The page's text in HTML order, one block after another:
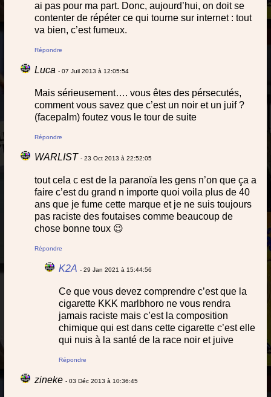
ai pas pour ma part. Donc, aujourd’hui, on doit se
contenter de répéter ce qui tourne sur internet : tout
va bien, c’est fumeux.
Répondre
Luca - 07 Juil 2013 à 12:05:54
Mais sérieusement…. vous êtes des pérsecutés,
comment vous savez que c’est un noir et un juif ?
(facepalm) foutez vous le tour de suite
Répondre
WARLIST - 23 Oct 2013 à 22:52:05
tout cela c est de la paranoïa les gens n’on que ça a
faire c’est du grand n importe quoi voila plus de 40
ans que je fume cette marque et je ne suis toujours
pas raciste des foutaises comme beaucoup de
chose bonne toux 😉
Répondre
K2A - 29 Jan 2021 à 15:44:56
Ce que vous devez comprendre c’est que la
cigarette KKK marlbhoro ne vous rendra
jamais raciste mais c’est la composition
chimique qui est dans cette cigarette c’est elle
qui nuis à la santé de la race noir et juive
Répondre
zineke - 03 Déc 2013 à 10:36:45